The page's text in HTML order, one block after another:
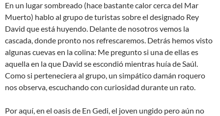
En un lugar sombreado (hace bastante calor cerca del Mar
Muerto) hablo al grupo de turistas sobre el designado Rey
David que está huyendo. Delante de nosotros vemos la
cascada, donde pronto nos refrescaremos. Detrás hemos visto
algunas cuevas en la colina: Me pregunto si una de ellas es
aquella en la que David se escondió mientras huía de Saúl.
Como si perteneciera al grupo, un simpático damán roquero
nos observa, escuchando con curiosidad durante un rato.
Por aquí, en el oasis de En Gedi, el joven ungido pero aún no